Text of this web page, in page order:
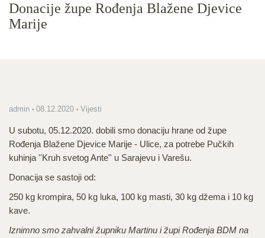
Donacije župe Rođenja Blažene Djevice
Marije
admin 08.12.2020 Vijesti
U subotu, 05.12.2020. dobili smo donaciju hrane od župe
Rođenja Blažene Djevice Marije - Ulice, za potrebe Pučkih
kuhinja ''Kruh svetog Ante'' u Sarajevu i Varešu.
Donacija se sastoji od:
250 kg krompira, 50 kg luka, 100 kg masti, 30 kg džema i 10 kg
kave.
Iznimno smo zahvalni župniku Martinu i župi Rođenja BDM na